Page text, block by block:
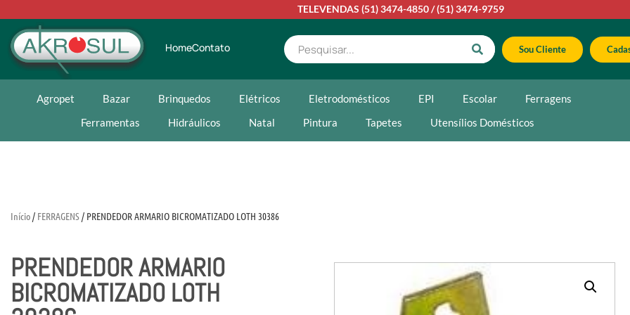
TELEVENDAS (51) 3474-4850/(51) 3474-9759
HomeContato Sou Cliente
Agropet Bazar Brinquedos Elétricos Eletrodomésticos EPI Escolar
Ferragens
Ferramentas
Hidráulicos Natal Pintura Tapetes Utensílios Domésticos
Início/ FERRAGENS/ PRENDEDOR ARMARIO BICROMATIZADO LOTH 30386
PRENDEDOR ARMARIO
BICROMATIZADO LOTH